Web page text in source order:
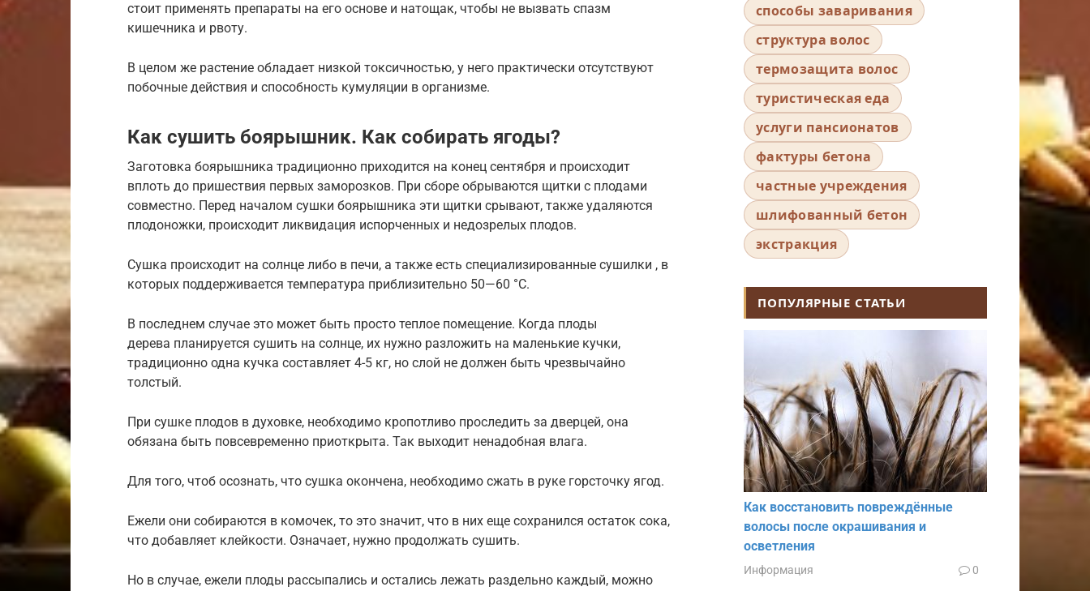
стоит применять препараты на его основе и натощак, чтобы не вызвать спазм
кишечника и рвоту.
В целом же растение обладает низкой токсичностью, у него практически отсутствуют
побочные действия и способность кумуляции в организме.
Как сушить боярышник. Как собирать ягоды?
Заготовка боярышника традиционно приходится на конец сентября и происходит
вплоть до пришествия первых заморозков. При сборе обрываются щитки с плодами
совместно. Перед началом сушки боярышника эти щитки срывают, также удаляются
плодоножки, происходит ликвидация испорченных и недозрелых плодов.
Сушка происходит на солнце либо в печи, а также есть специализированные сушилки , в
которых поддерживается температура приблизительно 50—60 °С.
В последнем случае это может быть просто теплое помещение. Когда плоды
дерева планируется сушить на солнце, их нужно разложить на маленькие кучки,
традиционно одна кучка составляет 4-5 кг, но слой не должен быть чрезвычайно
толстый.
При сушке плодов в духовке, необходимо кропотливо проследить за дверцей, она
обязана быть повсевременно приоткрыта. Так выходит ненадобная влага.
Для того, чтоб осознать, что сушка окончена, необходимо сжать в руке горсточку ягод.
Ежели они собираются в комочек, то это значит, что в них еще сохранился остаток сока,
что добавляет клейкости. Означает, нужно продолжать сушить.
Но в случае, ежели плоды рассыпались и остались лежать раздельно каждый, можно
способы заваривания
структура волос
термозащита волос
туристическая еда
услуги пансионатов
фактуры бетона
частные учреждения
шлифованный бетон
экстракция
ПОПУЛЯРНЫЕ СТАТЬИ
Как восстановить повреждённые
волосы после окрашивания и
осветления
Информация 0